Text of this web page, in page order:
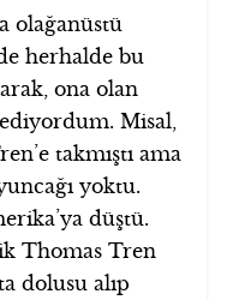
olağanüstü
herhalde bu
ona olan
Misal,
takmıştı ama
yoktu.
düştü.
Thomas Tren
dolusu alıp